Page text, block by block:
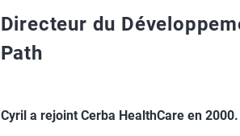
Directeur du
Path
Cyril a rejoint Cerba HealthCare en 2000.